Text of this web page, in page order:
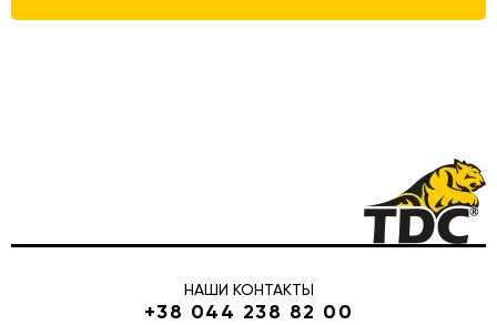
НАШИ КОНТАКТЫ
+38 044 238 82 00